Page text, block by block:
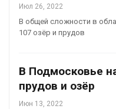
Июл 26, 2022
В общей сложности в
107 озёр и прудов
В Подмосковье
прудов и озёр
Июн 13, 2022